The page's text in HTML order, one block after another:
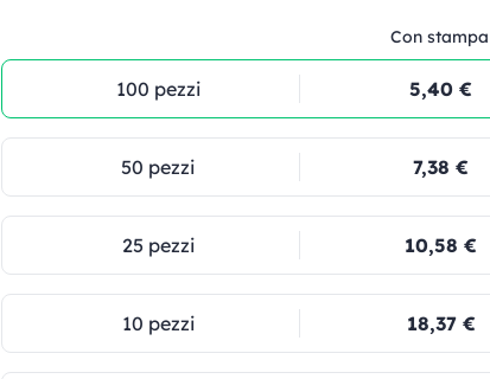
Con stampa
100 pezzi 5,40 €
50 pezzi 7,38 €
25 pezzi 10,58 €
10 pezzi 18,37 €